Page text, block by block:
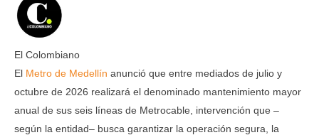
El Colombiano
El Metro de Medellín anunció que entre mediados de julio y
octubre de 2026 realizará el denominado mantenimiento mayor
anual de sus seis líneas de Metrocable, intervención que –
según la entidad– busca garantizar la operación segura, la